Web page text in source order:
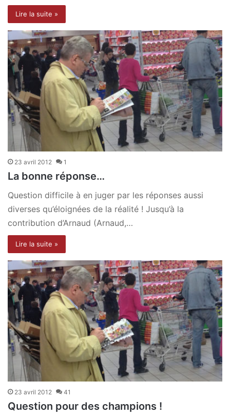
Lire la suite »
23 avril 2012 1
La bonne réponse…
Question difficile à en juger par les réponses aussi
diverses qu’éloignées de la réalité ! Jusqu’à la
contribution d’Arnaud (Arnaud,…
Lire la suite »
23 avril 2012 41
Question pour des champions !